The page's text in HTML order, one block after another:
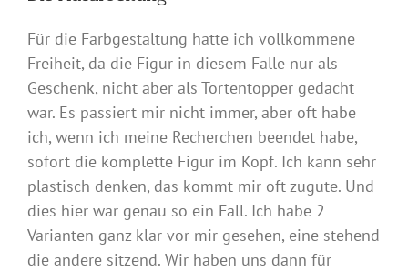
Für die Farbgestaltung hatte ich vollkommene
Freiheit, da die Figur in diesem Falle nur als
Geschenk, nicht aber als Tortentopper gedacht
war. Es passiert mir nicht immer, aber oft habe
ich, wenn ich meine Recherchen beendet habe,
sofort die komplette Figur im Kopf. Ich kann sehr
plastisch denken, das kommt mir oft zugute. Und
dies hier war genau so ein Fall. Ich habe 2
Varianten ganz klar vor mir gesehen, eine stehend
die andere sitzend. Wir haben uns dann für